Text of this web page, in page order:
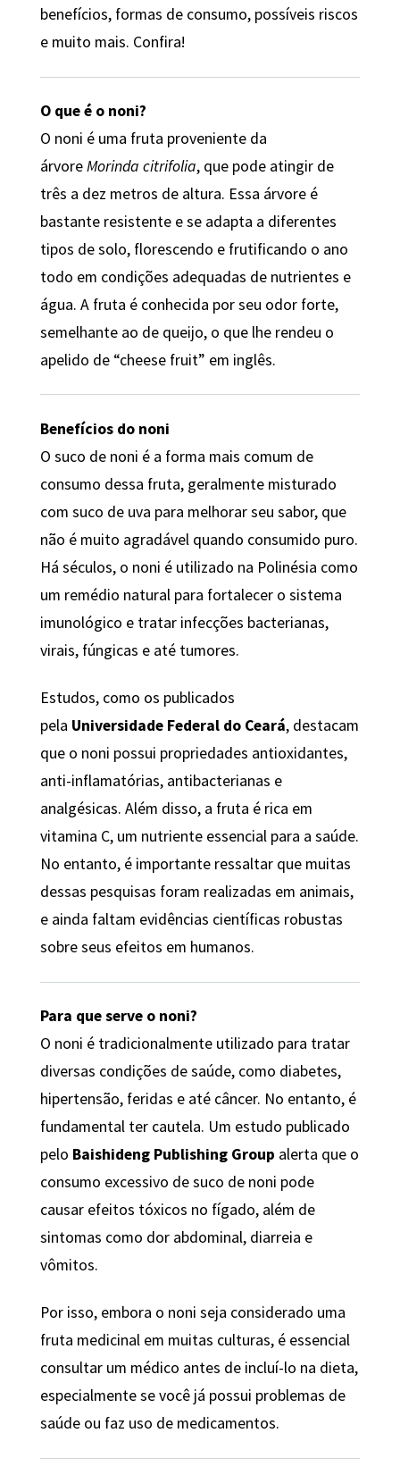
benefícios, formas de consumo, possíveis riscos
e muito mais. Confira!
O que é o noni?
O noni é uma fruta proveniente da
árvoreMorinda citrifolia, que pode atingir de
três a dez metros de altura. Essa árvore é
bastante resistente e se adapta a diferentes
tipos de solo, florescendo e frutificando o ano
todo em condições adequadas de nutrientes e
água. A fruta é conhecida por seu odor forte,
semelhante ao de queijo, o que lhe rendeu o
apelido de “cheese fruit” em inglês.
Benefícios do noni
O suco de noni é a forma mais comum de
consumo dessa fruta, geralmente misturado
com suco de uva para melhorar seu sabor, que
não é muito agradável quando consumido puro.
Há séculos, o noni é utilizado na Polinésia como
um remédio natural para fortalecer o sistema
imunológico e tratar infecções bacterianas,
virais, fúngicas e até tumores.
Estudos, como os publicados
pela Universidade Federal do Ceará, destacam
que o noni possui propriedades antioxidantes,
anti-inflamatórias, antibacterianas e
analgésicas. Além disso, a fruta é rica em
vitamina C, um nutriente essencial para a saúde.
No entanto, é importante ressaltar que muitas
dessas pesquisas foram realizadas em animais,
e ainda faltam evidências científicas robustas
sobre seus efeitos em humanos.
Para que serve o noni?
O noni é tradicionalmente utilizado para tratar
diversas condições de saúde, como diabetes,
hipertensão, feridas e até câncer. No entanto, é
fundamental ter cautela. Um estudo publicado
pelo Baishideng Publishing Group alerta que o
consumo excessivo de suco de noni pode
causar efeitos tóxicos no fígado, além de
sintomas como dor abdominal, diarreia e
vômitos.
Por isso, embora o noni seja considerado uma
fruta medicinal em muitas culturas, é essencial
consultar um médico antes de incluí-lo na dieta,
especialmente se você já possui problemas de
saúde ou faz uso de medicamentos.